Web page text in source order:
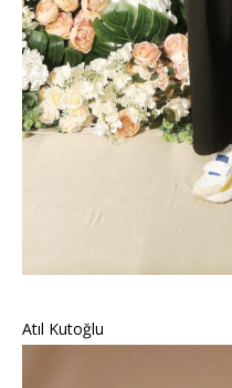
Atıl Kutoğlu